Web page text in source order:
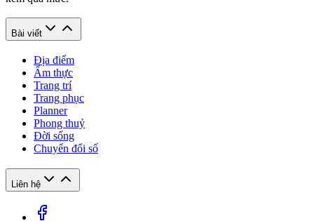
Bài viết
Địa điểm
Ẩm thực
Trang trí
Trang phục
Planner
Phong thuỷ
Đời sống
Chuyển đổi số
Liên hệ